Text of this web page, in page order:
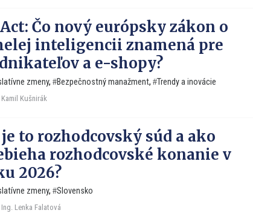
Čo nový európsky zákon o
inteligencii znamená pre
a e-shopy?
zmeny, Bezpečnostný manažment, Trendy a inovácie
Kamil Kušnirák
je to rozhodcovský súd a ako
rozhodcovské konanie v
2026?
zmeny, Slovensko
Ing. Lenka Falatová